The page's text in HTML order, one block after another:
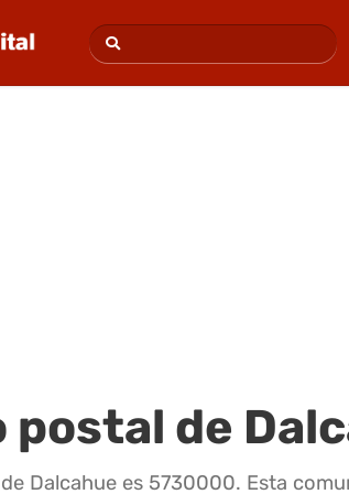
postal de
Dalcahue es 5730000. Esta